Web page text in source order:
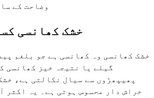
وضاحت کے
خشک کھانسی
خشک کھانسی وہ کھانسی ہے جو بلغم
گیلے یا نتیجہ خیز کھانسی
پھیپھڑوں سے سیال نکالتی ہے،
خراش دار محسوس ہوتی ہے۔ یہ اکثر